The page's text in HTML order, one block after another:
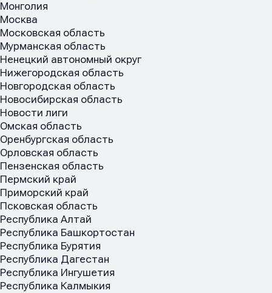
Монголия
Москва
Московская область
Мурманская область
Ненецкий автономный округ
Нижегородская область
Новгородская область
Новосибирская область
Новости лиги
Омская область
Оренбургская область
Орловская область
Пензенская область
Пермский край
Приморский край
Псковская область
Республика Алтай
Республика Башкортостан
Республика Бурятия
Республика Дагестан
Республика Ингушетия
Республика Калмыкия
Имя
E-mail
Имя
E-mail
Имя